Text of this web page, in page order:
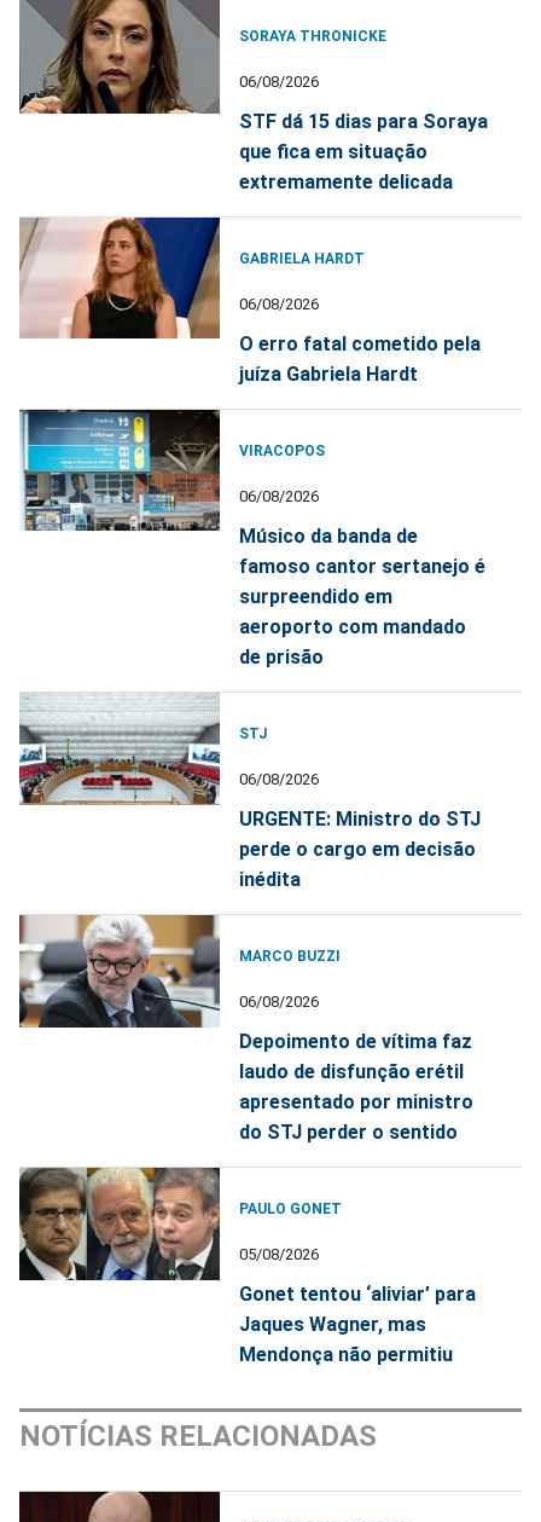
SORAYA THRONICKE
06/08/2026
STF dá 15 dias para Soraya
que fica em situação
extremamente delicada
GABRIELA HARDT
06/08/2026
O erro fatal cometido pela
juíza Gabriela Hardt
VIRACOPOS
06/08/2026
Músico da banda de
famoso cantor sertanejo é
surpreendido em
aeroporto com mandado
de prisão
STJ
06/08/2026
URGENTE: Ministro do STJ
perde o cargo em decisão
inédita
MARCO BUZZI
06/08/2026
Depoimento de vítima faz
laudo de disfunção erétil
apresentado por ministro
do STJ perder o sentido
PAULO GONET
05/08/2026
Gonet tentou ‘aliviar’ para
Jaques Wagner, mas
Mendonça não permitiu
NOTÍCIAS RELACIONADAS